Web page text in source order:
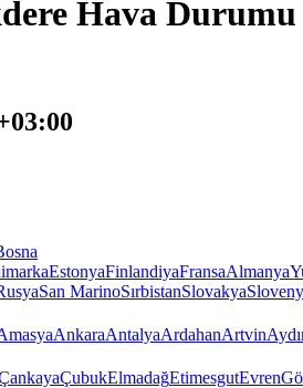
Hava Durumu
EstonyaFinlandiyaFransaAlmanya
San MarinoSırbistanSlovakya
AnkaraAntalyaArdahanArtvin
ÇubukElmadağEtimesgutEvren